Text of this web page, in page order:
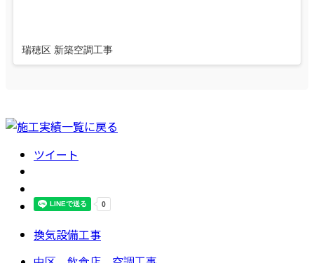
瑞穂区 新築空調工事
ツイート
換気設備工事